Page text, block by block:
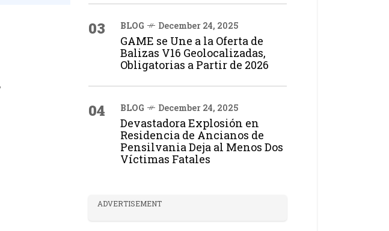
03 BLOG December 24, 2025
GAME se Une a la Oferta de
Balizas V16 Geolocalizadas,
Obligatorias a Partir de 2026
04 BLOG December 24, 2025
Devastadora Explosión en
Residencia de Ancianos de
Pensilvania Deja al Menos Dos
Víctimas Fatales
ADVERTISEMENT